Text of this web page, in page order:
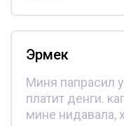
Эрмек
Миня папрасил
платит денги.
мине нидавала,